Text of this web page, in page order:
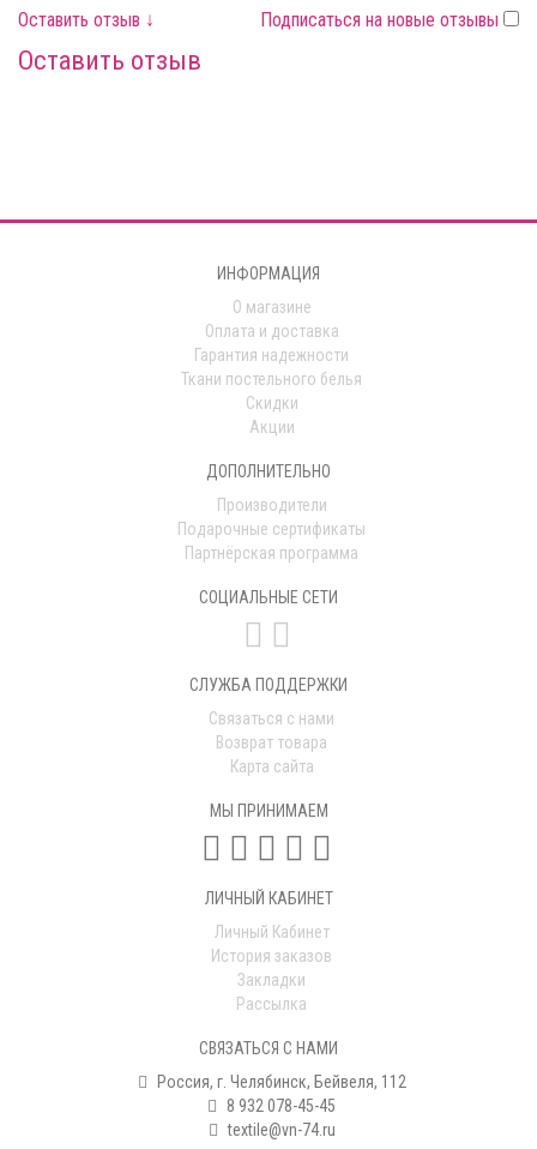
Подписаться на новые отзывы
Оставить отзыв ↓
Оставить отзыв
ИНФОРМАЦИЯ
О магазине
Оплата и доставка
Гарантия надежности
Ткани постельного белья
Скидки
Акции
ДОПОЛНИТЕЛЬНО
Производители
Подарочные сертификаты
Партнёрская программа
СОЦИАЛЬНЫЕ СЕТИ
СЛУЖБА ПОДДЕРЖКИ
Связаться с нами
Возврат товара
Карта сайта
МЫ ПРИНИМАЕМ
ЛИЧНЫЙ КАБИНЕТ
Личный Кабинет
История заказов
Закладки
Рассылка
СВЯЗАТЬСЯ С НАМИ
Россия, г. Челябинск, Бейвеля, 112
8 932 078-45-45
textile@vn-74.ru